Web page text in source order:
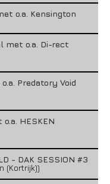
o.a. Kensington
met o.a. Di-rect
Predatory Void
HESKEN
- DAK SESSION #3
(Kortrijk))